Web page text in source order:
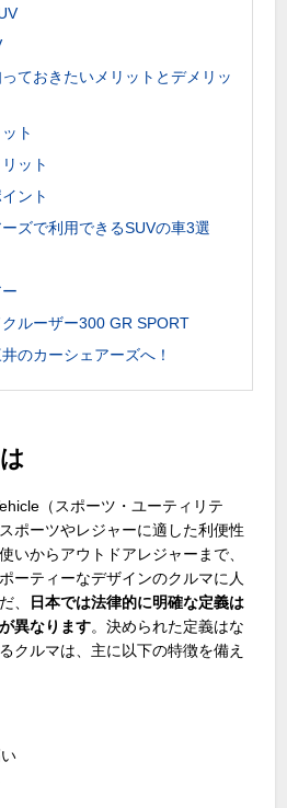
ておきたいメリットとデメリッ
ト
ット
ント
ズで利用できるSUVの車3選
ルーザー300 GR SPORT
のカーシェアーズへ！
（スポーツ・ユーティリテ
ポーツやレジャーに適した利便性
いからアウトドアレジャーまで、
ーティーなデザインのクルマに人
、
日本では法律的に明確な定義は
異なります。決められた定義はな
クルマは、主に以下の特徴を備え